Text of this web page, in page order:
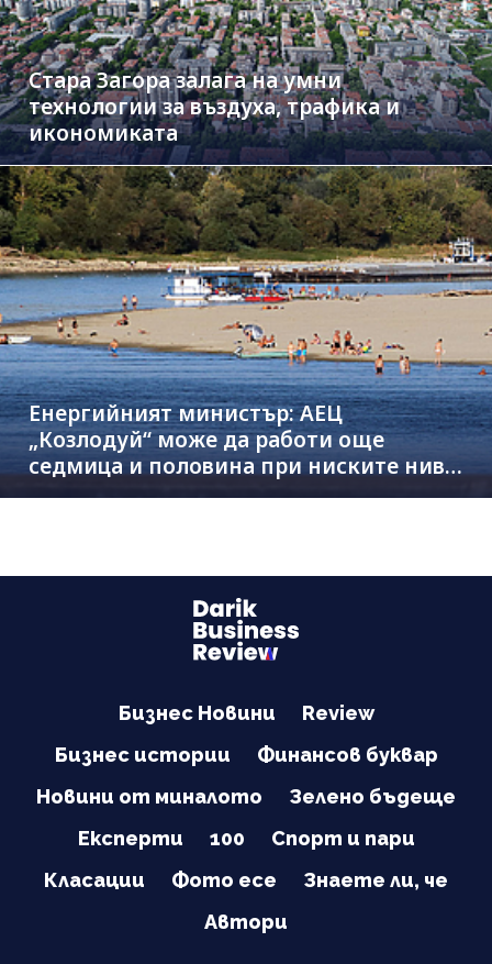
Стара Загора залага на умни
технологии за въздуха, трафика и
икономиката
Енергийният министър: АЕЦ
„Козлодуй“ може да работи още
седмица и половина при ниските нива
на Дунав
Бизнес Новини
Review
Бизнес истории
Финансов буквар
Новини от миналото
Зелено бъдеще
Експерти
100
Спорт и пари
Класации
Фото есе
Знаете ли, че
Автори